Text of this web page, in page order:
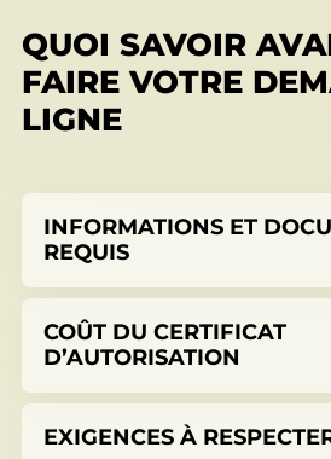
Développement éolien
Fonds, programmes et
d’action et autres
QUOI SAVOIR
FAIRE VOTRE
LIGNE
INFORMATIONS ET
REQUIS
COÛT DU CERTIFICAT
D’AUTORISATION
EXIGENCES À